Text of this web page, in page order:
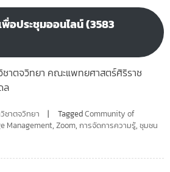
พื่อประชุมออนไลน์ (3583
าตจวิทยา คณะแพทยศาสตร์ศิริราช
ล
ชาตจวิทยา TaggedCommunity of
Management, Zoom, การจัดการความรู้, ชุมชน